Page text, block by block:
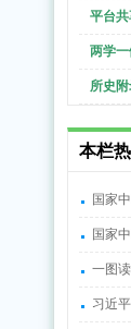
平台
两学
所史
本栏
国家
国家
一图
习近